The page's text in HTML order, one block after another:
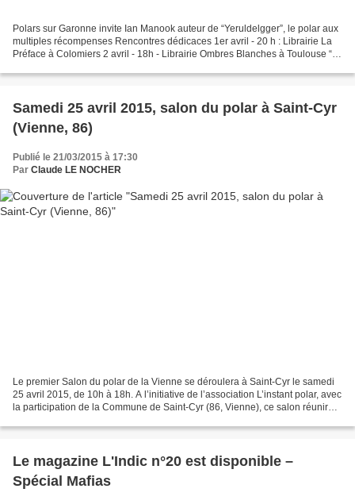
Polars sur Garonne invite Ian Manook auteur de “Yeruldelgger”, le polar aux
multiples récompenses Rencontres dédicaces 1er avril - 20 h : Librairie La
Préface à Colomiers 2 avril - 18h - Librairie Ombres Blanches à Toulouse “
Samedi 25 avril 2015, salon du polar à Saint-Cyr
(Vienne, 86)
Publié le 21/03/2015 à 17:30
Par Claude LE NOCHER
Le premier Salon du polar de la Vienne se déroulera à Saint-Cyr le samedi
25 avril 2015, de 10h à 18h. A l’initiative de l’association L’instant polar, avec
la participation de la Commune de Saint-Cyr (86, Vienne), ce salon réunira
Le magazine L'Indic n°20 est disponible –
Spécial Mafias